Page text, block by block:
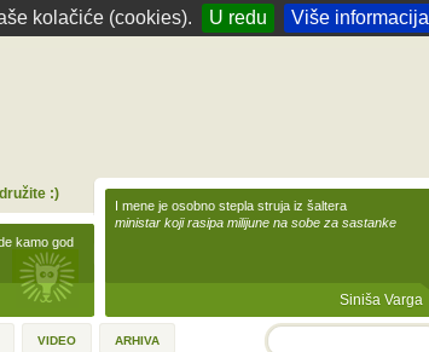
kolačiće (cookies). U redu Više informacija
kamo god
:)
I mene je osobno stepla struja iz šaltera
ministar koji rasipa milijune na sobe za sastanke
Siniša Varga
VIDEO ARHIVA TRAŽI